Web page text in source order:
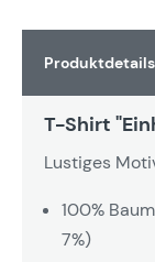
Produktdetails
T-Shirt
Lustiges
100%
7%)